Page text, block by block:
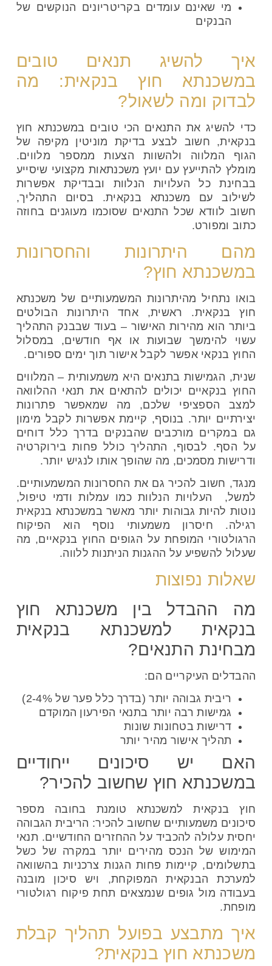
מי שאינם עומדים בקריטריונים הנוקשים של
הבנקים
איך להשיג תנאים טובים
במשכנתא חוץ בנקאית: מה
לבדוק ומה לשאול?
כדי להשיג את התנאים הכי טובים במשכנתא חוץ
בנקאית, חשוב לבצע בדיקת מוניטין מקיפה של
הגוף המלווה ולהשוות הצעות ממספר מלווים.
מומלץ להתייעץ עם יועץ משכנתאות מקצועי שיסייע
בבחינת כל העלויות הנלוות ובבדיקת אפשרות
לשילוב עם משכנתא בנקאית. בסיום התהליך,
חשוב לוודא שכל התנאים שסוכמו מעוגנים בחוזה
כתוב ומפורט.
מהם היתרונות והחסרונות
במשכנתא חוץ?
בואו נתחיל מהיתרונות המשמעותיים של משכנתא
חוץ בנקאית. ראשית, אחד היתרונות הבולטים
ביותר הוא מהירות האישור – בעוד שבבנק התהליך
עשוי להימשך שבועות או אף חודשים, במסלול
החוץ בנקאי אפשר לקבל אישור תוך ימים ספורים.
שנית, הגמישות בתנאים היא משמעותית – המלווים
החוץ בנקאיים יכולים להתאים את תנאי ההלוואה
למצב הספציפי שלכם, מה שמאפשר פתרונות
יצירתיים יותר. בנוסף, קיימת אפשרות לקבל מימון
גם במקרים מורכבים שהבנקים בדרך כלל דוחים
על הסף. לבסוף, התהליך כולל פחות בירוקרטיה
ודרישות מסמכים, מה שהופך אותו לנגיש יותר.
מנגד, חשוב להכיר גם את החסרונות המשמעותיים.
למשל, העלויות הנלוות כמו עמלות ודמי טיפול,
נוטות להיות גבוהות יותר מאשר במשכנתא בנקאית
רגילה. חיסרון משמעותי נוסף הוא הפיקוח
הרגולטורי המופחת על הגופים החוץ בנקאיים, מה
שעלול להשפיע על ההגנות הניתנות ללווה.
שאלות נפוצות
מה ההבדל בין משכנתא חוץ
בנקאית למשכנתא בנקאית
מבחינת התנאים?
ההבדלים העיקריים הם:
ריבית גבוהה יותר (בדרך כלל פער של 2-4%)
גמישות רבה יותר בתנאי הפירעון המוקדם
דרישות בטחונות שונות
תהליך אישור מהיר יותר
האם יש סיכונים ייחודיים
במשכנתא חוץ שחשוב להכיר?
חוץ בנקאית למשכנתא טומנת בחובה מספר
סיכונים משמעותיים שחשוב להכיר: הריבית הגבוהה
יחסית עלולה להכביד על ההחזרים החודשיים. תנאי
המימוש של הנכס מהירים יותר במקרה של כשל
בתשלומים, קיימות פחות הגנות צרכניות בהשוואה
למערכת הבנקאית המפוקחת, ויש סיכון מובנה
בעבודה מול גופים שנמצאים תחת פיקוח רגולטורי
מופחת.
איך מתבצע בפועל תהליך קבלת
משכנתא חוץ בנקאית?